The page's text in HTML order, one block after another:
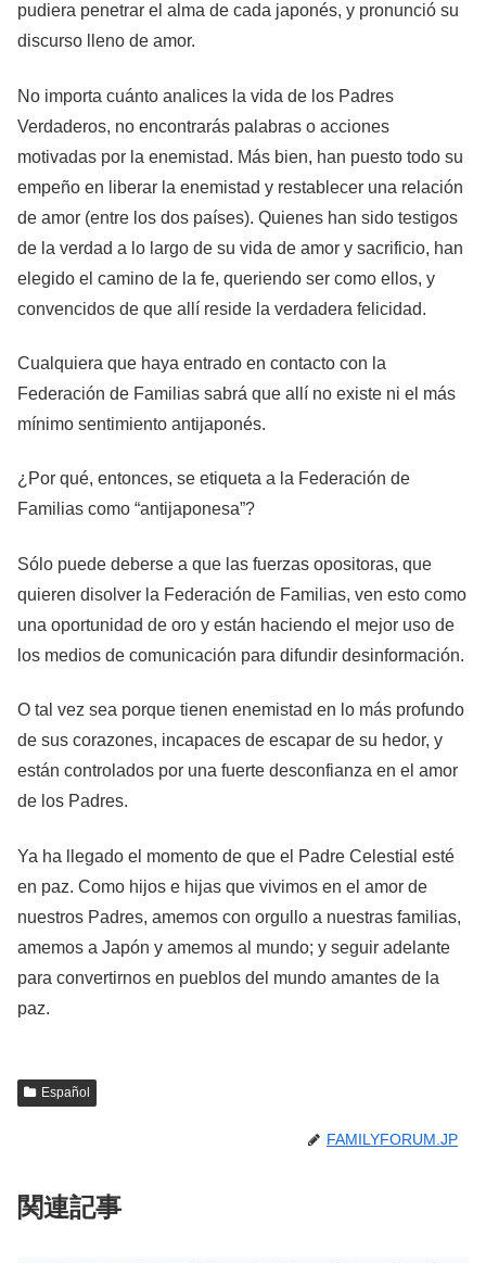
pudiera penetrar el alma de cada japonés, y pronunció su
discurso lleno de amor.
No importa cuánto analices la vida de los Padres
Verdaderos, no encontrarás palabras o acciones
motivadas por la enemistad. Más bien, han puesto todo su
empeño en liberar la enemistad y restablecer una relación
de amor (entre los dos países). Quienes han sido testigos
de la verdad a lo largo de su vida de amor y sacrificio, han
elegido el camino de la fe, queriendo ser como ellos, y
convencidos de que allí reside la verdadera felicidad.
Cualquiera que haya entrado en contacto con la
Federación de Familias sabrá que allí no existe ni el más
mínimo sentimiento antijaponés.
¿Por qué, entonces, se etiqueta a la Federación de
Familias como “antijaponesa”?
Sólo puede deberse a que las fuerzas opositoras, que
quieren disolver la Federación de Familias, ven esto como
una oportunidad de oro y están haciendo el mejor uso de
los medios de comunicación para difundir desinformación.
O tal vez sea porque tienen enemistad en lo más profundo
de sus corazones, incapaces de escapar de su hedor, y
están controlados por una fuerte desconfianza en el amor
de los Padres.
Ya ha llegado el momento de que el Padre Celestial esté
en paz. Como hijos e hijas que vivimos en el amor de
nuestros Padres, amemos con orgullo a nuestras familias,
amemos a Japón y amemos al mundo; y seguir adelante
para convertirnos en pueblos del mundo amantes de la
paz.
Español
FAMILYFORUM.JP
関連記事